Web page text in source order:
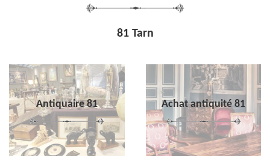
81 Tarn
Antiquaire 81 Achat antiquité 81